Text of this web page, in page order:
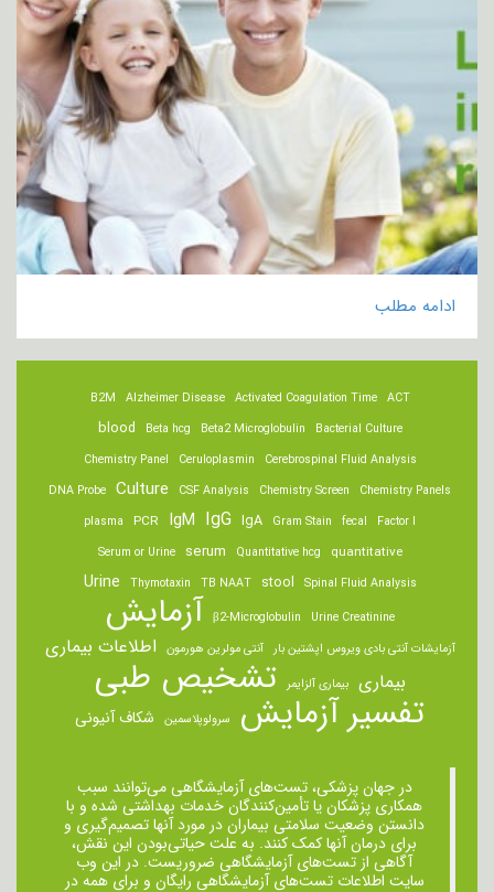
ادامه مطلب
ACT
Activated Coagulation Time
Alzheimer Disease
B2M
Bacterial Culture
Beta2 Microglobulin
Beta hcg
blood
Cerebrospinal Fluid Analysis
Ceruloplasmin
Chemistry Panel
Chemistry Panels
Chemistry Screen
CSF Analysis
Culture
DNA Probe
Factor I
fecal
Gram Stain
IgA
IgG
IgM
PCR
plasma
quantitative
Quantitative hcg
serum
Serum or Urine
Spinal Fluid Analysis
stool
TB NAAT
Thymotaxin
Urine
Urine Creatinine
β2-Microglobulin آزمایش
آزمایشات آنتی بادی ویروس اپشتین بار آنتی مولرین هورمون اطلاعات بیماری
بیماری بیماری آلزایمر تشخیص طبی
تفسیر آزمایش سرولوپلاسمین شکاف آنیونی
در جهان پزشکی، تست‌های آزمایشگاهی می‌توانند سبب
همکاری پزشکان یا تأمین‌کنندگان خدمات بهداشتی شده و با
دانستن وضعیت سلامتی بیماران در مورد آنها تصمیم‌گیری و
برای درمان ‌آنها کمک کنند. به علت حیاتی‌بودن این نقش،
آگاهی از تست‌های آزمایشگاهی ضروریست. در این وب
سایت اطلاعات تست‌های آزمایشگاهی رایگان و برای همه در